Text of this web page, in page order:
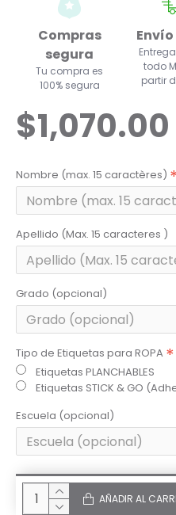
Compras
segura
Tu compra es
100% segura
todo
partir
$1,070.00
Nombre (max. 15 caractères)
Apellido (Max. 15 caracteres )
Grado (opcional)
Tipo de Etiquetas para ROPA
Etiquetas PLANCHABLES
Etiquetas STICK & GO
Escuela (opcional)
AÑADIR AL